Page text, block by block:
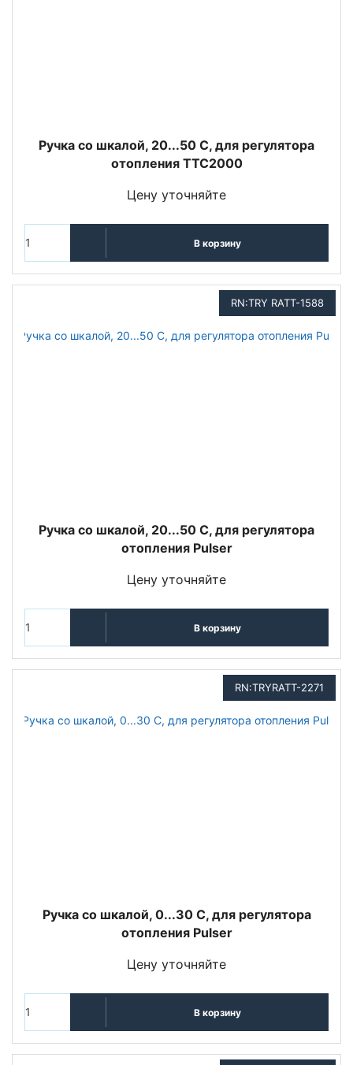
Ручка со шкалой, 20...50 С, для регулятора
отопления TTC2000
Цену уточняйте
В корзину
RN:TRY RATT-1588
Ручка со шкалой, 20...50 С, для регулятора
отопления Pulser
Цену уточняйте
В корзину
RN:TRYRATT-2271
Ручка со шкалой, 0...30 С, для регулятора
отопления Pulser
Цену уточняйте
В корзину